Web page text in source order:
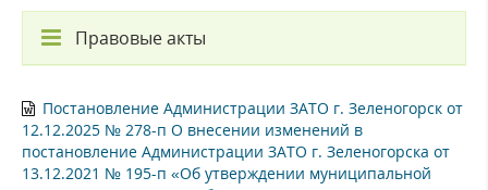
Правовые акты
Постановление Администрации ЗАТО г. Зеленогорск от
12.12.2025 № 278-п О внесении изменений в
постановление Администрации ЗАТО г. Зеленогорска от
13.12.2021 № 195-п «Об утверждении муниципальной